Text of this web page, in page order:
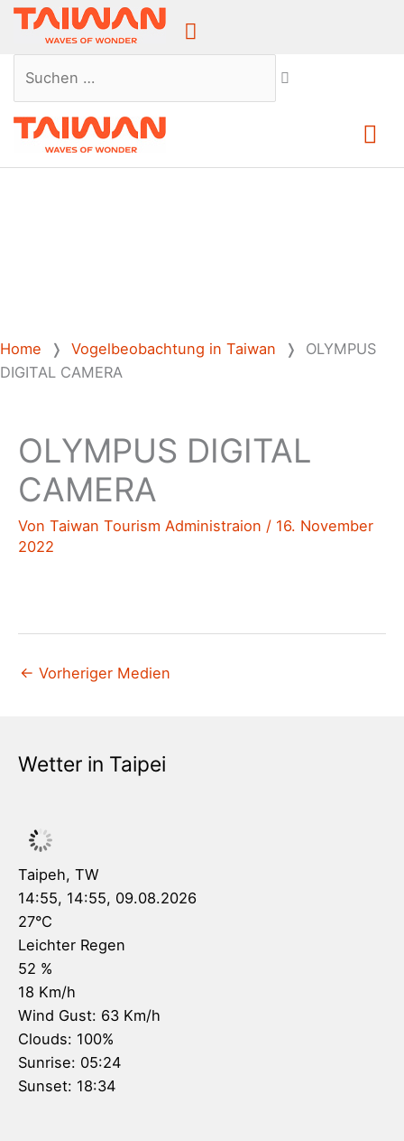
Above
Suchen …
Home ❭ Vogelbeobachtung in Taiwan ❭ OLYMPUS
DIGITAL CAMERA
OLYMPUS DIGITAL
CAMERA
Von Taiwan Tourism Administraion / 16. November
2022
← Vorheriger Medien
Wetter in Taipei
Taipeh, TW
14:55, 14:55, 09.08.2026
27°C
Leichter Regen
52 %
18 Km/h
Wind Gust: 63 Km/h
Clouds: 100%
Sunrise: 05:24
Sunset: 18:34